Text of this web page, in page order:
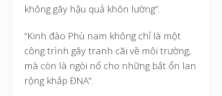
không gây hậu quả khôn lường”.
“Kinh đào Phù nam không chỉ là một
công trình gây tranh cãi về môi trường,
mà còn là ngòi nổ cho những bất ổn lan
rộng khắp ĐNA”.